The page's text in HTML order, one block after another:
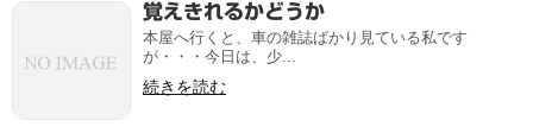
覚えきれるかどうか
本屋へ行くと、車の雑誌ばかり見ている私です
が・・・今日は、少...
続きを読む